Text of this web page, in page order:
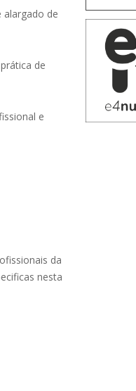
de
de
e
da
nesta